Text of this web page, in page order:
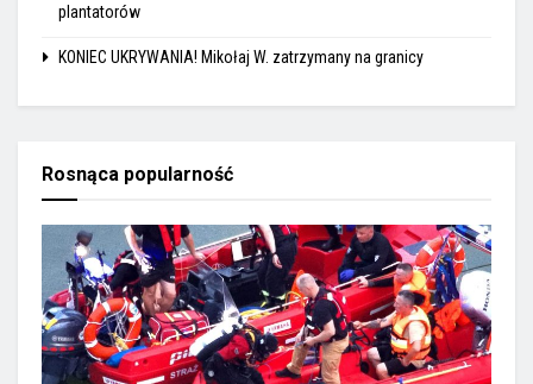
plantatorów
KONIEC UKRYWANIA! Mikołaj W. zatrzymany na granicy
Rosnąca popularność